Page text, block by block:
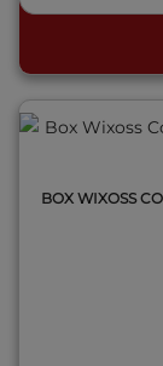
BOX WIXOSS